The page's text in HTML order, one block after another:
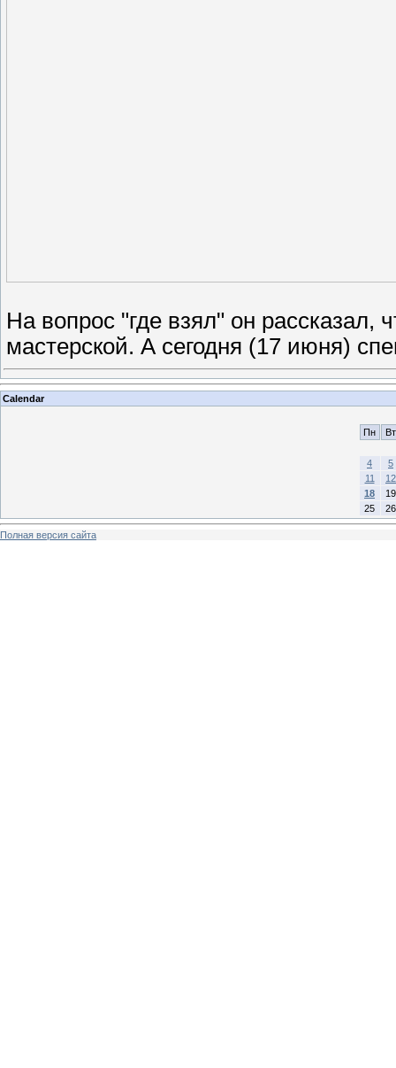
На вопрос "где взял" он рассказал,
мастерской. А сегодня (17 июня)
Calendar
Пн Вт
4
5
11
12
18
19
25
26
Полная версия сайта